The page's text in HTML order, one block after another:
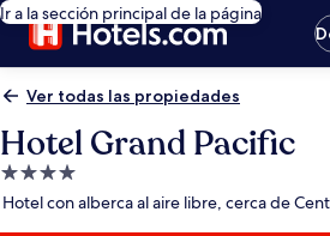
Ir a la sección principal de la página
Ver todas las propiedades
Hotel Grand Pacific
Propiedad
de
Hotel con alberca al aire libre, cerca de